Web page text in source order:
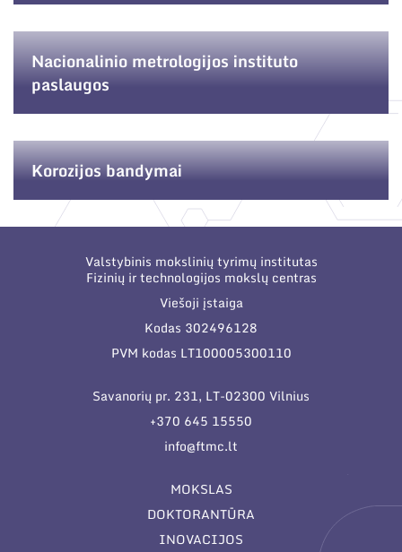
Nacionalinio metrologijos instituto
paslaugos
Korozijos bandymai
Valstybinis mokslinių tyrimų institutas
Fizinių ir technologijos mokslų centras
Viešoji įstaiga
Kodas 302496128
PVM kodas LT100005300110
Savanorių pr. 231, LT-02300 Vilnius
+370 645 15550
info@ftmc.lt
MOKSLAS
DOKTORANTŪRA
INOVACIJOS